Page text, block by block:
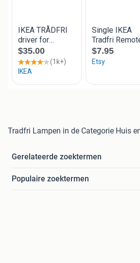
Tradfri Lampen in de Categorie Huis
Gerelateerde zoektermen
Populaire zoektermen